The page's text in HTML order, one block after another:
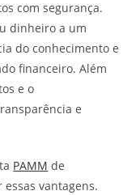
com segurança.
dinheiro a um
do conhecimento e
financeiro. Além
e o
e
PAMM de
vantagens.